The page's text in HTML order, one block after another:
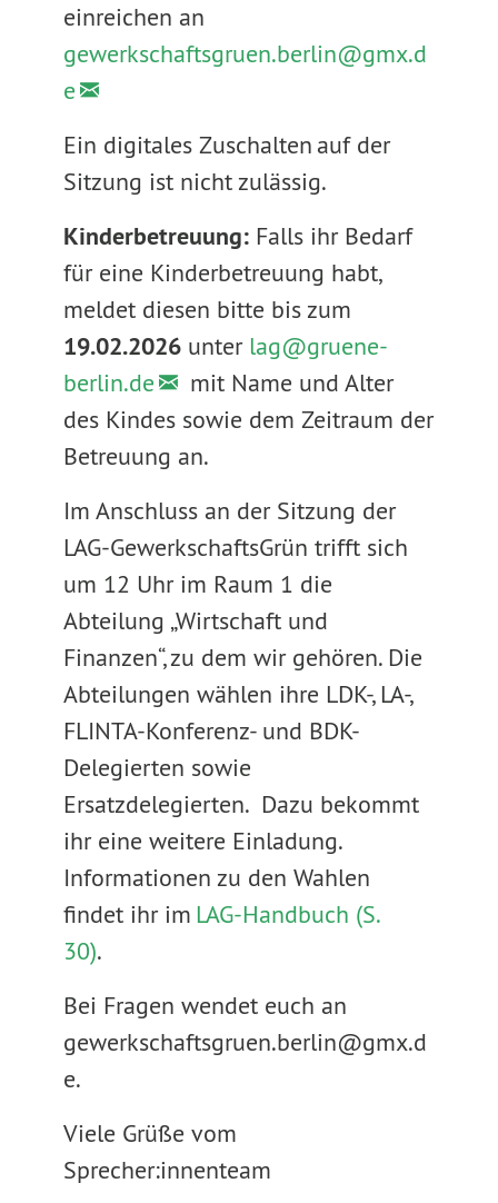
einreichen an
gewerkschaftsgruen.berlin@gmx.d
e
Ein digitales Zuschalten auf der
Sitzung ist nicht zulässig.
Kinderbetreuung: Falls ihr Bedarf
für eine Kinderbetreuung habt,
meldet diesen bitte bis zum
19.02.2026unter lag@gruene-
berlin.de
mit Name und Alter
des Kindes sowie dem Zeitraum der
Betreuung an.
Im Anschluss an der Sitzung der
LAG-GewerkschaftsGrün trifft sich
um 12 Uhr im Raum 1 die
Abteilung „Wirtschaft und
Finanzen“, zu dem wir gehören. Die
Abteilungen wählen ihre LDK-, LA-,
FLINTA-Konferenz- und BDK-
Delegierten sowie
Ersatzdelegierten. Dazu bekommt
ihr eine weitere Einladung.
Informationen zu den Wahlen
findet ihr im LAG-Handbuch (S.
30).
Bei Fragen wendet euch an
gewerkschaftsgruen.berlin@gmx.d
e.
Viele Grüße vom
Sprecher:innenteam